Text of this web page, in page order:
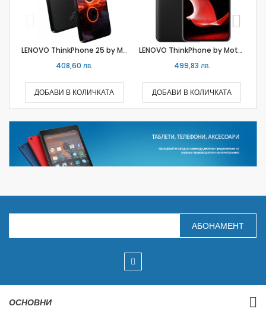
LENOVO ThinkPhone 25 by Motorola 6.6inch XT2409-6…
408,60 лв.
ДОБАВИ В КОЛИЧКАТА
LENOVO ThinkPhone by Motorola 6.6inch XT2309-2 5G…
499,83 лв.
ДОБАВИ В КОЛИЧКАТА
З
п
е
е
АБОНАМЕНТ
ОСНОВНИ